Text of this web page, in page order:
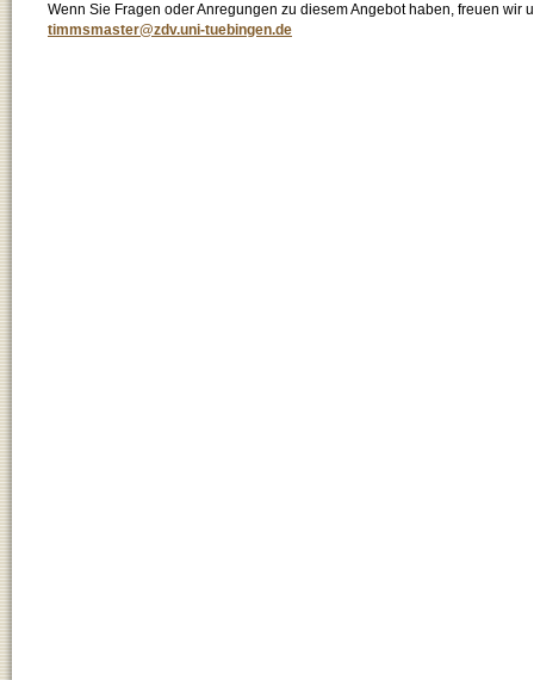
Wenn Sie Fragen oder Anregungen zu diesem Angebot haben, freuen wir
timmsmaster@zdv.uni-tuebingen.de